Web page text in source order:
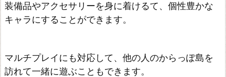
装備品やアクセサリーを身に着けるて、個性豊かな
キャラにすることができます。
マルチプレイにも対応して、他の人のからっぽ島を
訪れて一緒に遊ぶこともできます。